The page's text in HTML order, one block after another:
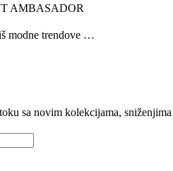
AMBASADOR
modne trendove …
sa novim kolekcijama,